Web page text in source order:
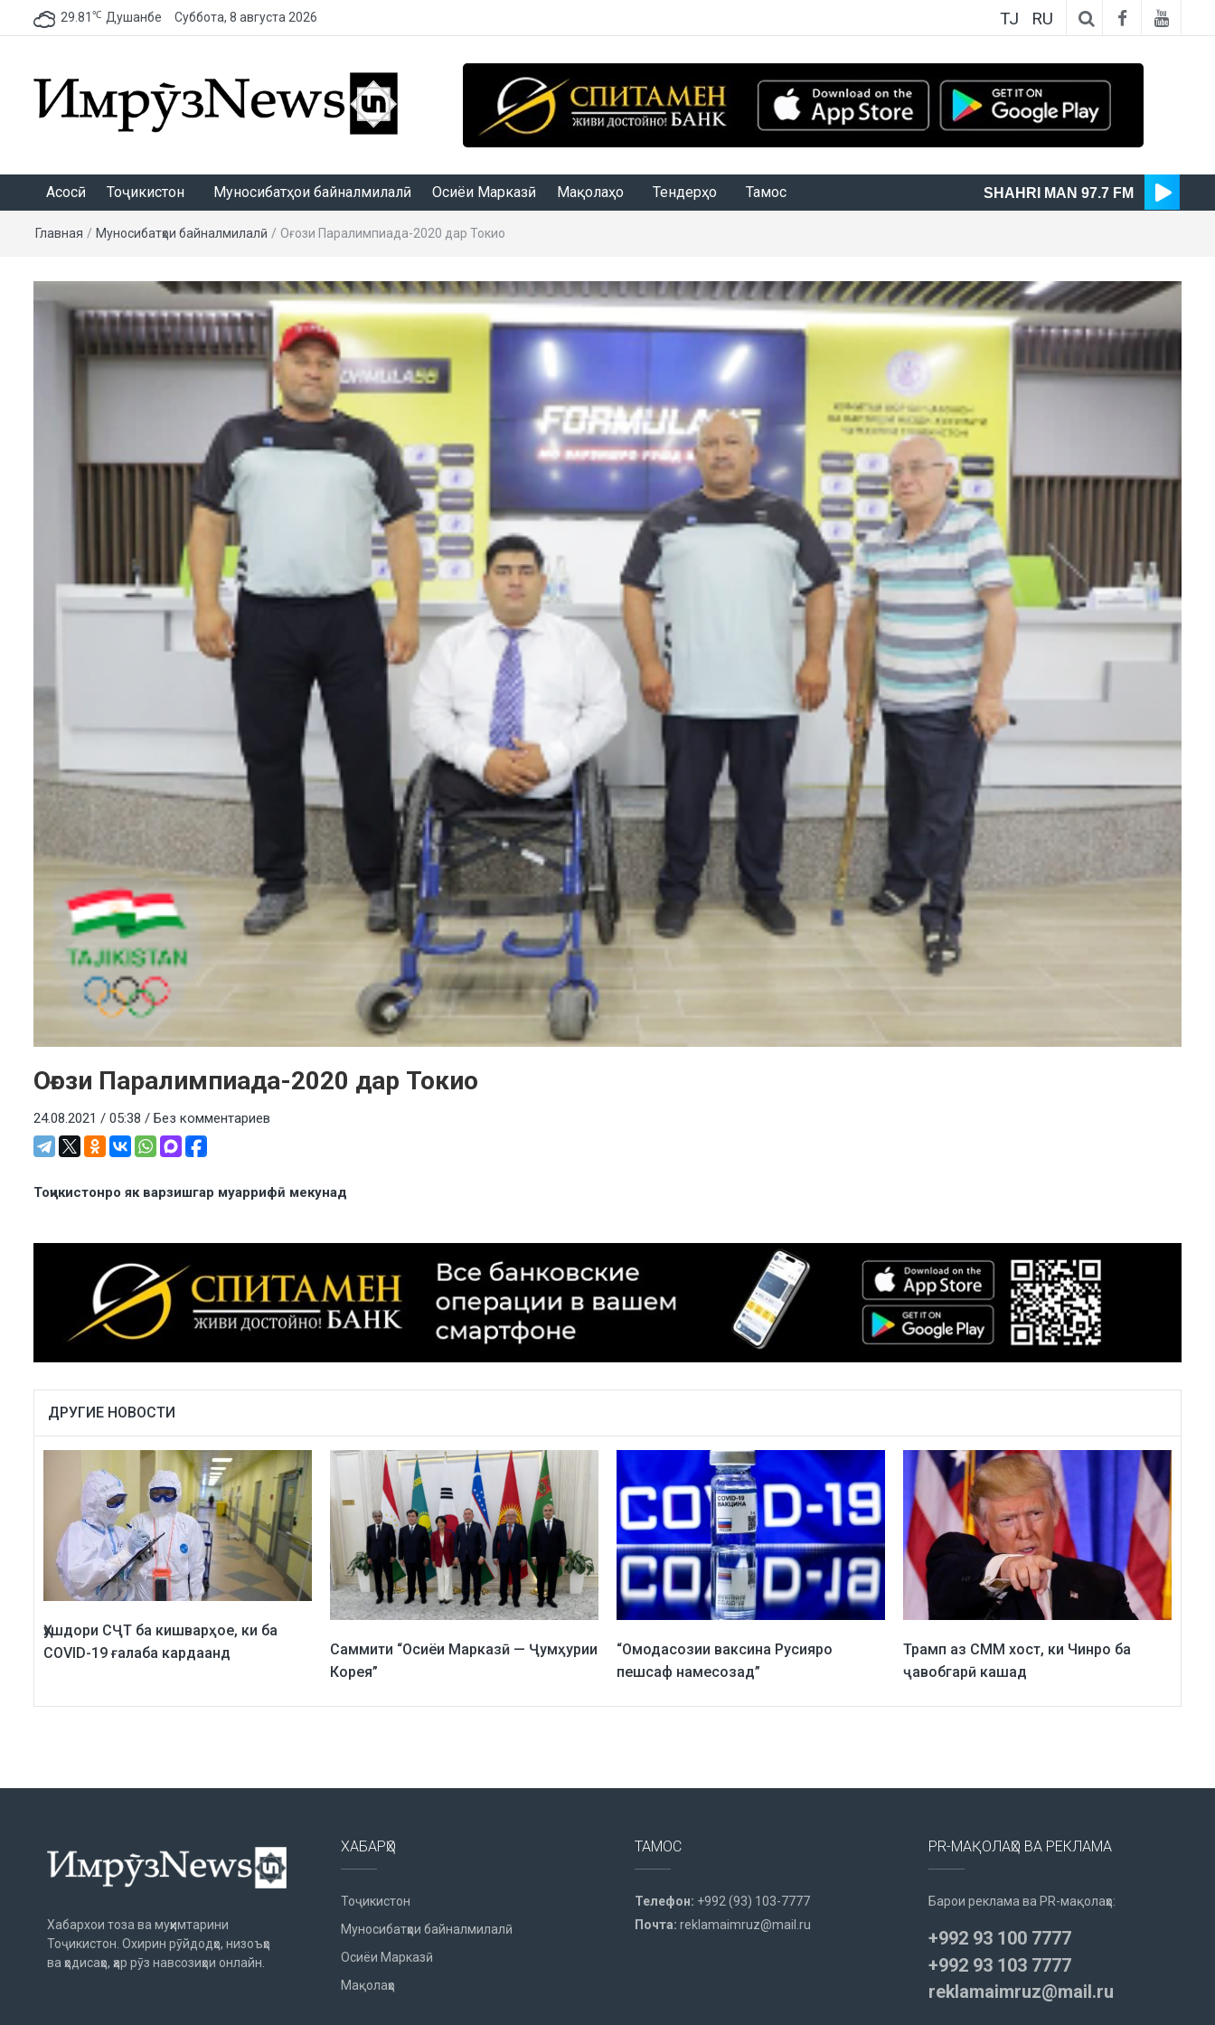
29.81 ℃ Душанбе Суббота, 8 августа 2026 TJ RU
Асосӣ Тоҷикистон Муносибатҳои байналмилалӣ Осиёи Марказӣ Мақолаҳо Тендерҳо Тамос SHAHRI MAN 97.7 FM
Главная / Муносибатҳои байналмилалӣ / Оғози Паралимпиада-2020 дар Токио
Оғози Паралимпиада-2020 дар Токио
24.08.2021 / 05:38 / Без комментариев
Тоҷикистонро як варзишгар муаррифӣ мекунад
ДРУГИЕ НОВОСТИ
Ҳушдори СҶТ ба кишварҳое, ки ба
COVID-19 ғалаба кардаанд
Саммити “Осиёи Марказӣ — Ҷумҳурии
Корея”
“Омодасозии ваксина Русияро
пешсаф намесозад”
Трамп аз СММ хост, ки Чинро ба
ҷавобгарӣ кашад
Хабархои тоза ва муҳимтарини
Тоҷикистон. Охирин рӯйдодҳо, низоъҳо
ва ҳодисаҳо, ҳар рӯз навсозиҳои онлайн.
ХАБАРҲО
Тоҷикистон
Муносибатҳои байналмилалӣ
Осиёи Марказӣ
Мақолаҳо
ТАМОС
Телефон: +992 (93) 103-7777
Почта: reklamaimruz@mail.ru
PR-МАҚОЛАҲО ВА РЕКЛАМА
Барои реклама ва PR-мақолаҳо:
+992 93 100 7777
+992 93 103 7777
reklamaimruz@mail.ru